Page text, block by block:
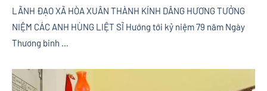
LÃNH ĐẠO XÃ HÒA XUÂN THÀNH KÍNH DÂNG HƯƠNG TƯỞNG
NIỆM CÁC ANH HÙNG LIỆT SĨ Hướng tới kỷ niệm 79 năm Ngày
Thương binh …